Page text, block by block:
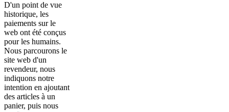
D'un point de vue
historique, les
paiements sur le
web ont été conçus
pour les humains.
Nous parcourons le
site web d'un
revendeur, nous
indiquons notre
intention en ajoutant
des articles à un
panier, puis nous